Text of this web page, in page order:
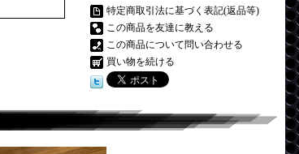
特定商取引法に基づく表記(返品等)
この商品を友達に教える
この商品について問い合わせる
買い物を続ける